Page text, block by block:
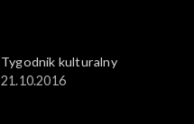
Tygodnik kulturalny
21.10.2016